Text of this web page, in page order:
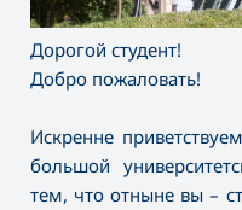
Дорогой студент!
Добро пожаловать!
Искренне
большой
тем, что отныне вы –